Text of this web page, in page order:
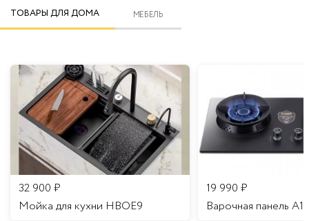
ТОВАРЫ ДЛЯ ДОМА МЕБЕЛЬ
32 900 ₽
Мойка для кухни HBOE9
19 990 ₽
Варочная панель A16